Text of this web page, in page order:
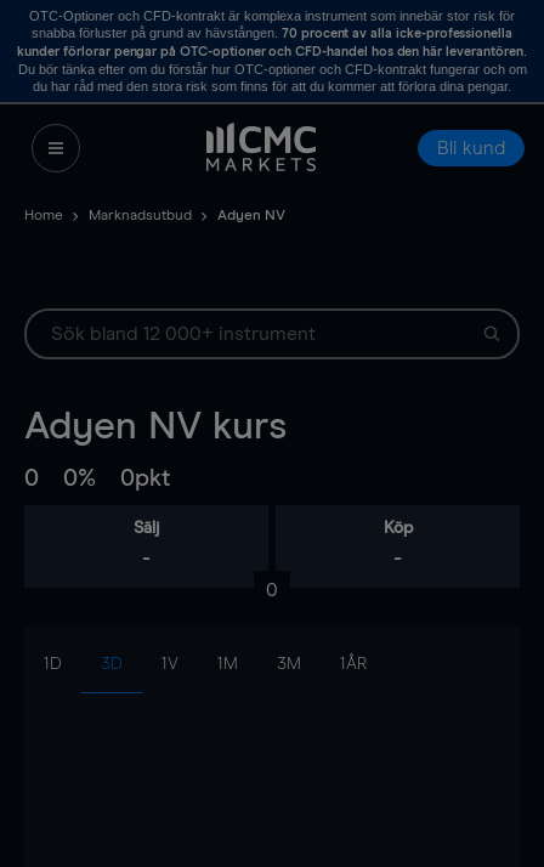
OTC-Optioner och CFD-kontrakt är komplexa instrument som innebär stor risk för
snabba förluster på grund av hävstången. 70 procent av alla icke-professionella
kunder förlorar pengar på OTC-optioner och CFD-handel hos den här leverantören.
Du bör tänka efter om du förstår hur OTC-optioner och CFD-kontrakt fungerar och om
du har råd med den stora risk som finns för att du kommer att förlora dina pengar.
Bli kund
Home Marknadsutbud Adyen NV
Adyen NV kurs
0 0% 0pkt
Sälj
-
Köp
-
0
1D 3D 1V 1M 3M 1ÅR